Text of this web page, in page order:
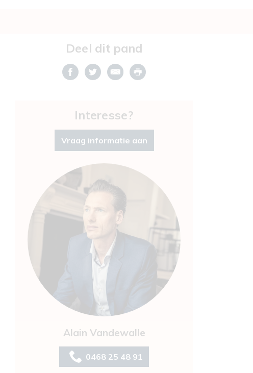
Deel dit pand
Interesse?
Vraag informatie aan
Alain Vandewalle
0468 25 48 91